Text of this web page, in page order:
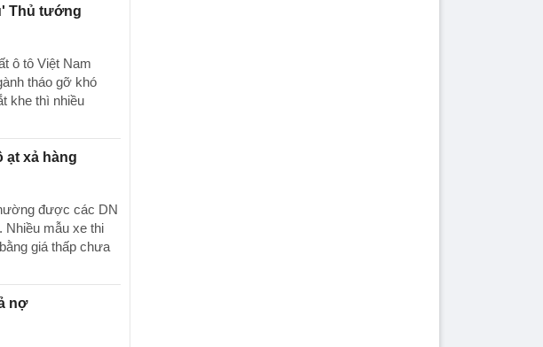
Thủ tướng
ô tô Việt Nam
tháo gỡ khó
khe thì nhiều
ạt xả hàng
được các DN
Nhiều mẫu xe thi
giá thấp chưa
nợ